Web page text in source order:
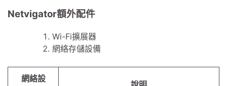
Netvigator額外配件
Wi-Fi擴展器
網絡存儲設備
網絡設